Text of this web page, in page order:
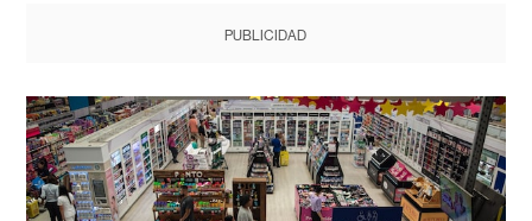
PUBLICIDAD